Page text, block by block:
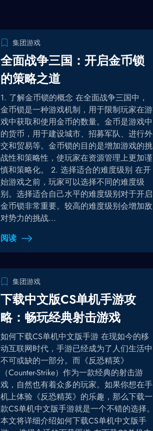
集团游戏
全面战争三国：开启金币锁
的策略之道
1. 了解金币锁的概念 在全面战争三国中，
金币锁是一种游戏机制，用于限制玩家在游
戏中获取和使用金币的数量。金币是游戏中
的货币，用于建设城市、招募军队、进行外
交和贸易等。金币锁的目的是增加游戏的挑
战性和策略性，使玩家在资源管理上更加谨
慎和策略化。 2. 选择适合的难度级别 在开
始游戏之前，玩家可以选择不同的难度级
别。选择适合自己水平的难度级别对于开启
金币锁非常重要。较高的难度级别会增加敌
对势力的挑战...
阅读
集团游戏
下载中文版CS单机手游攻
略：畅玩经典射击游戏
如何下载CS单机中文版手游 在现如今的移
动互联网时代，手游已经成为了人们生活中
不可或缺的一部分。而《反恐精英》
（Counter-Strike）作为一款经典的射击游
戏，自然也有着众多的玩家。如果你想在手
机上体验《反恐精英》的乐趣，那么下载一
款CS单机中文版手游就是一个不错的选择。
本文将详细介绍如何下载CS单机中文版手